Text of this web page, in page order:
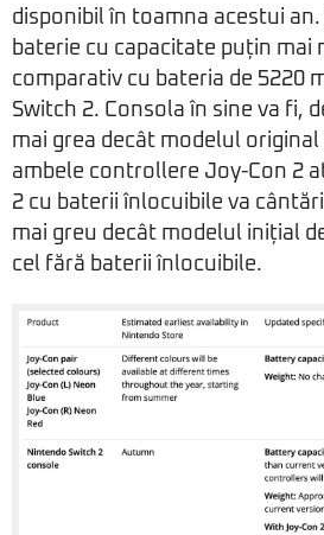
disponibil în toamna acestui an.
baterie cu capacitate puțin mai
comparativ cu bateria de 5220
Switch 2. Consola în sine va fi,
mai grea decât modelul original
ambele controllere Joy-Con 2
2 cu baterii înlocuibile va
mai greu decât modelul inițial
cel fără baterii înlocuibile.